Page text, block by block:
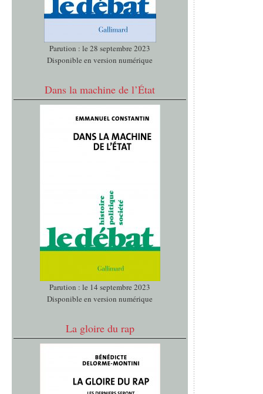
Parution : le 28 septembre 2023
Disponible en version numérique
Dans la machine de l’État
Parution : le 14 septembre 2023
Disponible en version numérique
La gloire du rap